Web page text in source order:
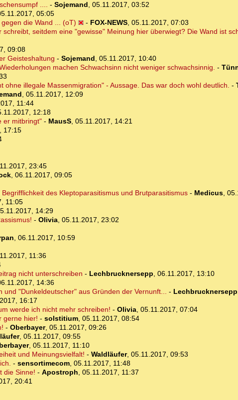
.... - Sojemand, 05.11.2017, 03:52
05:05
die Wand ... (oT)
- FOX-NEWS, 05.11.2017, 07:03
seitdem eine "gewisse" Meinung hier überwiegt? Die Wand ist
09:08
Geisteshaltung - Sojemand, 05.11.2017, 10:40
machen Schwachsinn nicht weniger schwachsinnig. -
ohne illegale Massenmigration" - Aussage. Das war doch wohl deutlich. -
, 05.11.2017, 12:09
11:44
12:18
er mitbringt"- MausS, 05.11.2017, 14:21
17:15
23:45
, 06.11.2017, 09:05
des Kleptoparasitismus und Brutparasitismus- Medicus,
11:05
14:29
- Olivia, 05.11.2017, 23:02
, 06.11.2017, 10:59
11:36
nicht unterschreiben - Lechbrucknersepp, 06.11.2017, 13:10
14:36
und "Dunkeldeutscher" aus Gründen der Vernunft... - Lechbrucknersepp
16:17
werde ich nicht mehr schreiben! - Olivia, 05.11.2017, 07:04
gerne hier! - solstitium, 05.11.2017, 08:54
- Oberbayer, 05.11.2017, 09:26
, 05.11.2017, 09:55
, 05.11.2017, 11:10
und Meinungsvielfalt! - Waldläufer, 05.11.2017, 09:53
- sensortimecom, 05.11.2017, 11:48
die Sinne! - Apostroph, 05.11.2017, 11:37
20:41